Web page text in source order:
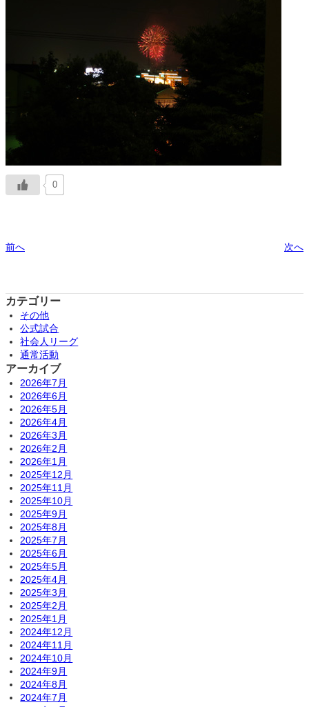
0
前へ 次へ
カテゴリー
その他
公式試合
社会人リーグ
通常活動
アーカイブ
2026年7月
2026年6月
2026年5月
2026年4月
2026年3月
2026年2月
2026年1月
2025年12月
2025年11月
2025年10月
2025年9月
2025年8月
2025年7月
2025年6月
2025年5月
2025年4月
2025年3月
2025年2月
2025年1月
2024年12月
2024年11月
2024年10月
2024年9月
2024年8月
2024年7月